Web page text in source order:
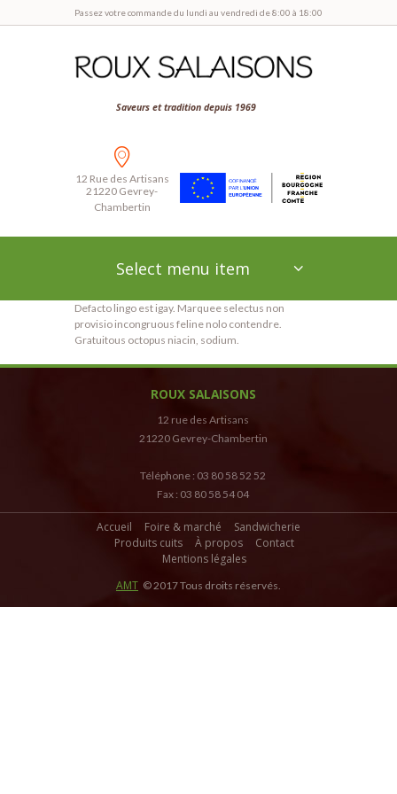
Passez votre commande du lundi au vendredi de 8:00 à 18:00
Saveurs et tradition depuis 1969
12 Rue des Artisans
21220 Gevrey-
Chambertin
Select menu item
Defacto lingo est igay. Marquee selectus non
provisio incongruous feline nolo contendre.
Gratuitous octopus niacin, sodium.
ROUX SALAISONS
12 rue des Artisans
21220 Gevrey-Chambertin
Téléphone : 03 80 58 52 52
Fax : 03 80 58 54 04
Accueil Foire & marché
Sandwicherie
Produits cuits
À propos
Contact
Mentions légales
AMT © 2017 Tous droits réservés.